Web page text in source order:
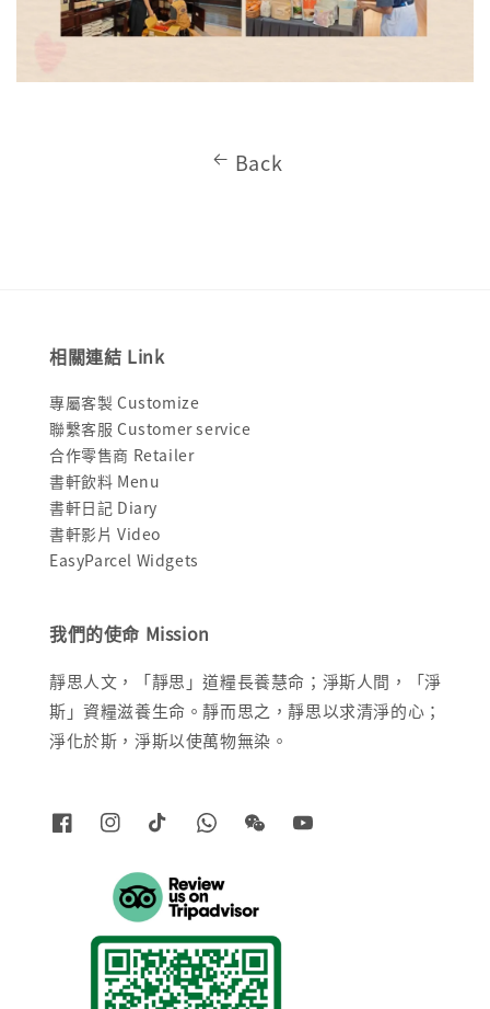
Back
相關連結 Link
專屬客製 Customize
聯繫客服 Customer service
合作零售商 Retailer
書軒飲料 Menu
書軒日記 Diary
書軒影片 Video
EasyParcel Widgets
我們的使命 Mission
靜思人文，「靜思」道糧長養慧命；淨斯人間，「淨
斯」資糧滋養生命。靜而思之，靜思以求清淨的心；
淨化於斯，淨斯以使萬物無染。